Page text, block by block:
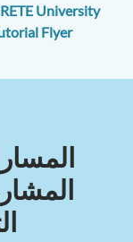
University
Flyer